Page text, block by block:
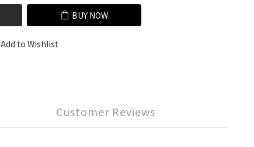
BUY NOW
Add to Wishlist
Customer Reviews